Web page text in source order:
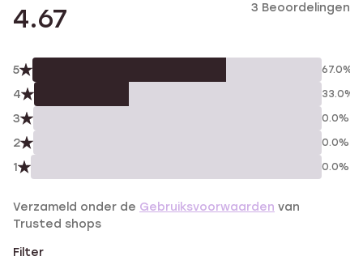
4.67 3 Beoordelingen
5 67.0%
4 33.0%
3 0.0%
2 0.0%
1 0.0%
Verzameld onder de Gebruiksvoorwaarden van
Trusted shops
Filter